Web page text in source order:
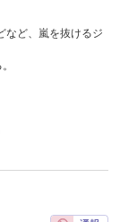
など、嵐を抜けるジ